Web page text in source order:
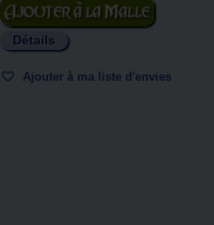
Ajouter au panier
Détails
Ajouter à ma liste d'envies